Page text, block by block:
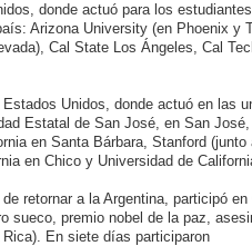
donde actuó para los
Arizona University (en Phoenix y
Cal State Los Ángeles, Cal
Unidos, donde actuó en las
Estatal de San José, en San
en Santa Bárbara, Stanford
en Chico y Universidad de
retornar a la Argentina, participó
sueco, premio nobel de la paz,
En siete días participaron